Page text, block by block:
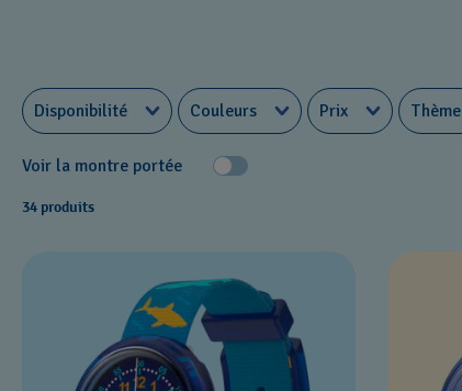
Disponibilité Couleurs Prix Thème
Voir la montre portée
34 produits